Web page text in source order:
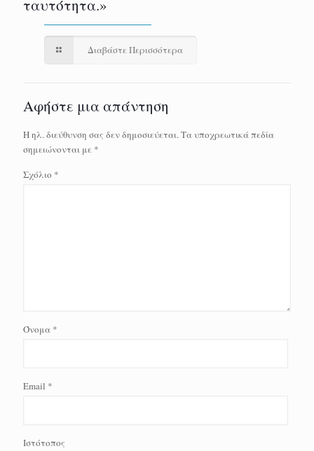
ταυτότητα.»
Διαβάστε Περισσότερα
Αφήστε μια απάντηση
Η ηλ. διεύθυνση σας δεν δημοσιεύεται.Τα υποχρεωτικά πεδία
σημειώνονται με *
Σχόλιο *
Όνομα *
Email *
Ιστότοπος